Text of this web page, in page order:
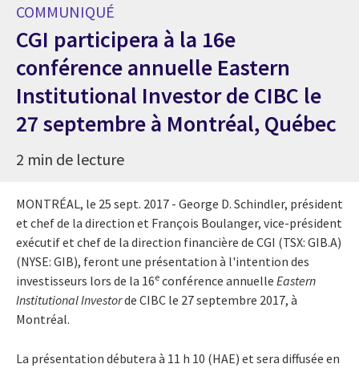
COMMUNIQUÉ
CGI participera à la 16e
conférence annuelle Eastern
Institutional Investor de CIBC le
27 septembre à Montréal, Québec
2 min de lecture
MONTRÉAL, le 25 sept. 2017 - George D. Schindler, président
et chef de la direction et François Boulanger, vice-président
exécutif et chef de la direction financière de CGI (TSX: GIB.A)
(NYSE: GIB), feront une présentation à l'intention des
investisseurs lors de la 16e conférence annuelle Eastern
Institutional Investorde CIBC le 27 septembre 2017, à
Montréal.
La présentation débutera à 11 h 10 (HAE) et sera diffusée en